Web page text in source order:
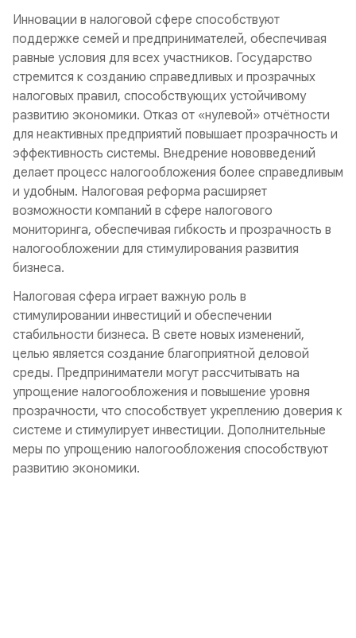
Инновации в налоговой сфере способствуют
поддержке семей и предпринимателей, обеспечивая
равные условия для всех участников. Государство
стремится к созданию справедливых и прозрачных
налоговых правил, способствующих устойчивому
развитию экономики. Отказ от «нулевой» отчётности
для неактивных предприятий повышает прозрачность и
эффективность системы. Внедрение нововведений
делает процесс налогообложения более справедливым
и удобным. Налоговая реформа расширяет
возможности компаний в сфере налогового
мониторинга, обеспечивая гибкость и прозрачность в
налогообложении для стимулирования развития
бизнеса.
Налоговая сфера играет важную роль в
стимулировании инвестиций и обеспечении
стабильности бизнеса. В свете новых изменений,
целью является создание благоприятной деловой
среды. Предприниматели могут рассчитывать на
упрощение налогообложения и повышение уровня
прозрачности, что способствует укреплению доверия к
системе и стимулирует инвестиции. Дополнительные
меры по упрощению налогообложения способствуют
развитию экономики.